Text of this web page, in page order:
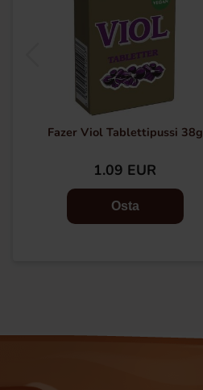
Fazer Viol Tablettipussi 38g
1.09 EUR
Osta